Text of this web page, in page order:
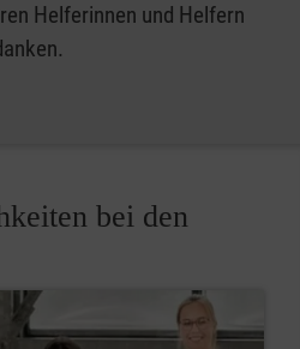
Helferinnen und Helfern
bei den